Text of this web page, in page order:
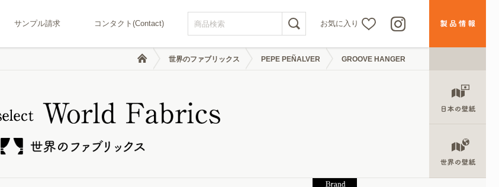
サンプル請求 コンタクト(Contact) お気に入り
世界のファブリックス PEPE PEÑALVER GROOVE HANGER